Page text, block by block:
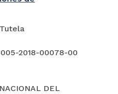
005-2018-00078-00
DEL